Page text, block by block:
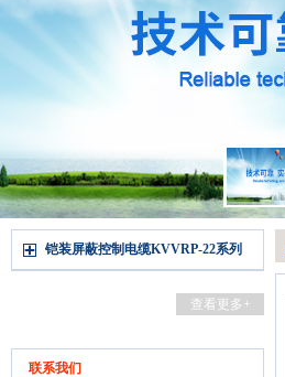
铠装屏蔽控制电缆KVVRP-22系列
查看更多+
联系我们